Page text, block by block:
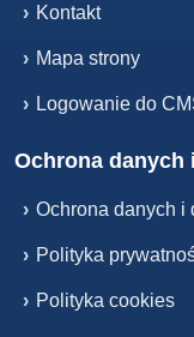
› Kontakt
› Mapa strony
› Logowanie do
Ochrona danych
› Ochrona danych i
› Polityka
› Polityka cookies